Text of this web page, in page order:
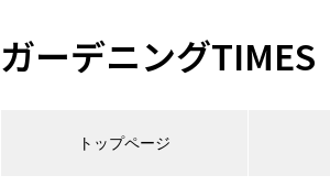
ガーデニングTIMES
トップページ